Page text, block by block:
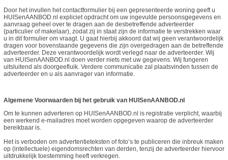
Door het invullen het contactformulier bij een gepresenteerde woning geeft u
HUISenAANBOD.nl expliciet opdracht om uw ingevulde persoonsgegevens en
aanvraag geheel over te dragen aan de desbetreffende adverteerder
(particulier of makelaar), zodat zij in staat zijn de informatie te verstrekken waar
u in dit formulier om vraagt. U gaat hierbij akkoord dat wij geen verantwoordelijk
dragen voor bovenstaande gegevens die zijn overgedragen aan de betreffende
adverteerder. Deze verantwoordelijk wordt verlegd naar de adverteerder. Wij
van HUISenAANBOD.nl doen verder niets met uw gegevens. Wij fungeren
uitsluitend als doorgeefluik. Verdere communicatie zal plaatsvinden tussen de
adverteerder en u als aanvrager van informatie.
Algemene Voorwaarden bij het gebruik van HUISenAANBOD.nl
Om te kunnen adverteren op HUISenAANBOD.nl is registratie verplicht, waarbij
een werkend e-mailadres moet worden opgegeven waarop de adverteerder
bereikbaar is.
Het is verboden om advertentieteksten of foto’s te publiceren die inbreuk maken
op (intellectuele) eigendomsrechten van derden, tenzij de adverteerder hiervoor
uitdrukkelijk toestemming heeft verkregen.